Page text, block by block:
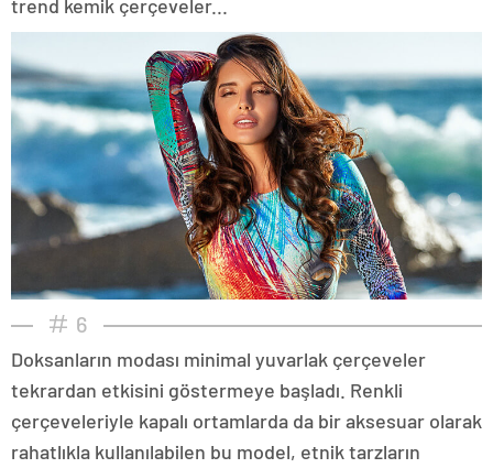
trend kemik çerçeveler...
6
Doksanların modası minimal yuvarlak çerçeveler
tekrardan etkisini göstermeye başladı. Renkli
çerçeveleriyle kapalı ortamlarda da bir aksesuar olarak
rahatlıkla kullanılabilen bu model, etnik tarzların